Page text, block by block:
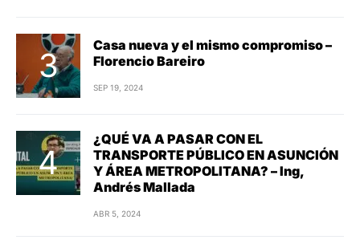
Casa nueva y el mismo compromiso –
Florencio Bareiro
SEP 19, 2024
¿QUÉ VA A PASAR CON EL
TRANSPORTE PÚBLICO EN ASUNCIÓN
Y ÁREA METROPOLITANA? – Ing,
Andrés Mallada
ABR 5, 2024